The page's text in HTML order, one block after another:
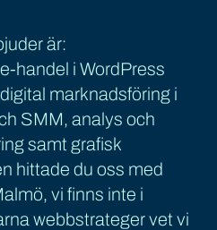
är:
handel i WordPress
marknadsföring i
SMM, analys och
samt grafisk
hittade du oss med
vi finns inte i
webbstrateger vet vi